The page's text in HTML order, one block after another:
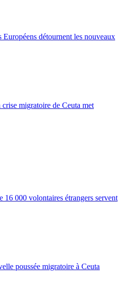
Européens détournent les nouveaux
crise migratoire de Ceuta met
16 000 volontaires étrangers servent
poussée migratoire à Ceuta